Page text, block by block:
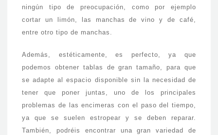
ningún tipo de preocupación, como por ejemplo
cortar un limón, las manchas de vino y de café,
entre otro tipo de manchas.
Además, estéticamente, es perfecto, ya que
podemos obtener tablas de gran tamaño, para que
se adapte al espacio disponible sin la necesidad de
tener que poner juntas, uno de los principales
problemas de las encimeras con el paso del tiempo,
ya que se suelen estropear y se deben reparar.
También, podréis encontrar una gran variedad de